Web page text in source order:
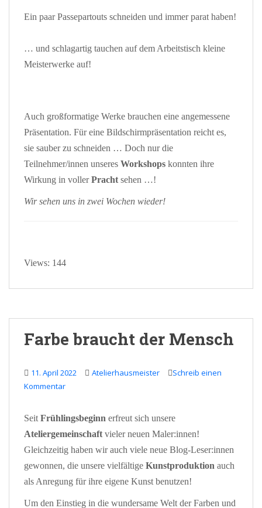
Ein paar Passepartouts schneiden und immer parat haben!
… und schlagartig tauchen auf dem Arbeitstisch kleine
Meisterwerke auf!
Auch großformatige Werke brauchen eine angemessene
Präsentation. Für eine Bildschirmpräsentation reicht es,
sie sauber zu schneiden … Doch nur die
Teilnehmer/innen unseres Workshops konnten ihre
Wirkung in vollerPracht sehen …!
Wir sehen uns in zwei Wochen wieder!
Views: 144
Farbe braucht der Mensch
11. April 2022 Atelierhausmeister
Schreib einen
Kommentar
Seit Frühlingsbeginn erfreut sich unsere
Ateliergemeinschaft vieler neuen Maler:innen!
Gleichzeitig haben wir auch viele neue Blog-Leser:innen
gewonnen, die unsere vielfältige Kunstproduktion auch
als Anregung für ihre eigene Kunst benutzen!
Um den Einstieg in die wundersame Welt der Farben und